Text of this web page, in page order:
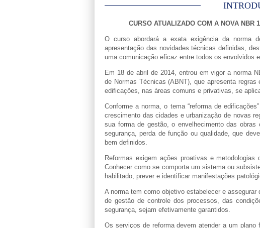
CURSO ATUALIZADO COM A NOVA NBR
O curso abordará a exata exigência da norma
apresentação das novidades técnicas definidas,
uma comunicação eficaz entre todos os envolvidos
Em 18 de abril de 2014, entrou em vigor a norma
de Normas Técnicas (ABNT), que apresenta
edificações, nas áreas comuns e privativas, se
Conforme a norma, o tema “reforma de
crescimento das cidades e urbanização de novas
sua forma de gestão, o envelhecimento das
segurança, perda de função ou qualidade, que
bem definidos.
Reformas exigem ações proativas e
Conhecer como se comporta um sistema ou
habilitado, prever e identificar manifestações
A norma tem como objetivo estabelecer e
de gestão de controle dos processos, das
segurança, sejam efetivamente garantidos.
Os serviços de reforma devem atender a um